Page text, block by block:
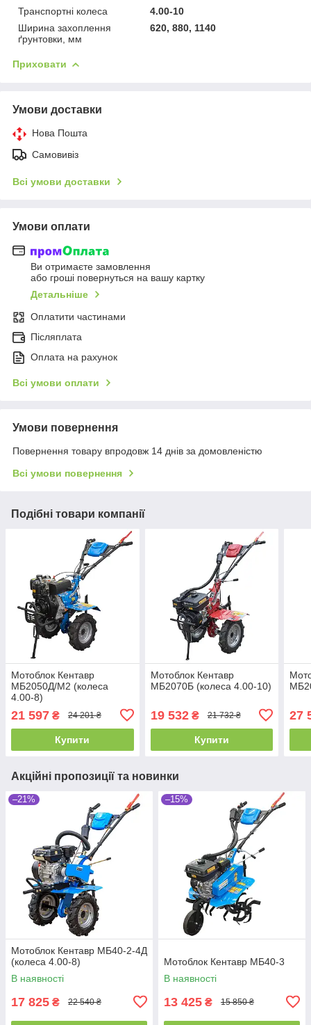
Транспортні колеса
4.00-10
Ширина захоплення
ґрунтовки, мм
620, 880, 1140
Приховати
Умови доставки
Нова Пошта
Самовивіз
Всі умови доставки
Умови оплати
Ви отримаєте замовлення
або гроші повернуться на вашу картку
Детальніше
Оплатити частинами
Післяплата
Оплата на рахунок
Всі умови оплати
Умови повернення
Повернення товару впродовж 14 днів за домовленістю
Всі умови повернення
Подібні товари компанії
Мотоблок Кентавр
МБ2050Д/М2 (колеса
4.00-8)
21 597 ₴ 24 201 ₴
Купити
Мотоблок Кентавр
МБ2070Б (колеса 4.00-10)
19 532₴ 21 732 ₴
Купити
27
Акційні пропозиції та новинки
–21%
Мотоблок Кентавр МБ40-2-4Д
(колеса 4.00-8)
В наявності
17 825 ₴ 22 540 ₴
–15%
Мотоблок Кентавр МБ40-3
В наявності
13 425 ₴ 15 850 ₴